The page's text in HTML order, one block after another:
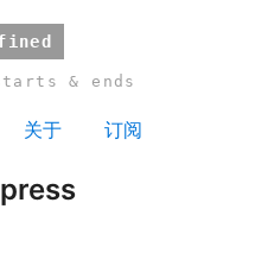
& ends
关于 订阅